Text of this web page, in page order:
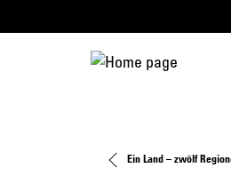
Ein Land – zwölf